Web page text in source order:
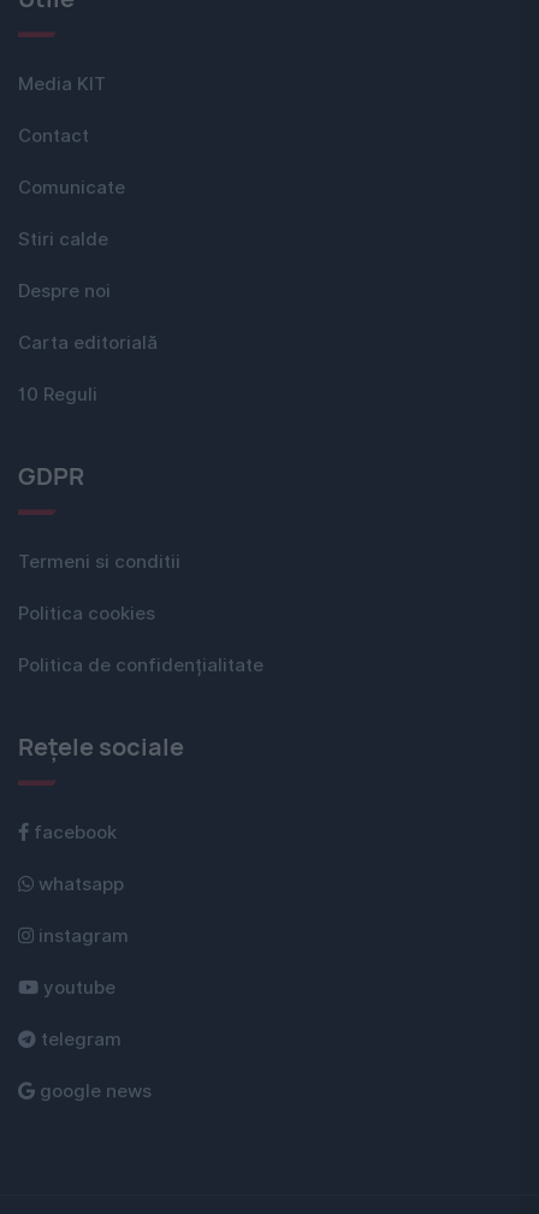
Media KIT
Contact
Comunicate
Stiri calde
Despre noi
Carta editorială
10 Reguli
GDPR
Termeni si conditii
Politica cookies
Politica de confidențialitate
Rețele sociale
facebook
whatsapp
instagram
youtube
telegram
google news